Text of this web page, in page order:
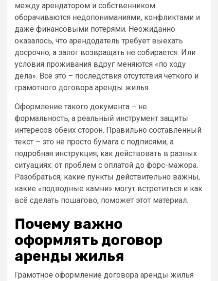
между арендатором и собственником
оборачиваются недопониманиями, конфликтами и
даже финансовыми потерями. Неожиданно
оказалось, что арендодатель требует выехать
досрочно, а залог возвращать не собирается. Или
условия проживания вдруг меняются «по ходу
дела». Всё это – последствия отсутствия чёткого и
грамотного договора аренды жилья.
Оформление такого документа – не
формальность, а реальный инструмент защиты
интересов обеих сторон. Правильно составленный
текст – это не просто бумага с подписями, а
подробная инструкция, как действовать в разных
ситуациях: от проблем с оплатой до форс-мажора.
Разобраться, какие пункты действительно важны,
какие «подводные камни» могут встретиться и как
всё сделать пошагово, поможет этот материал.
Почему важно
оформлять договор
аренды жилья
Грамотное оформление договора аренды жилья